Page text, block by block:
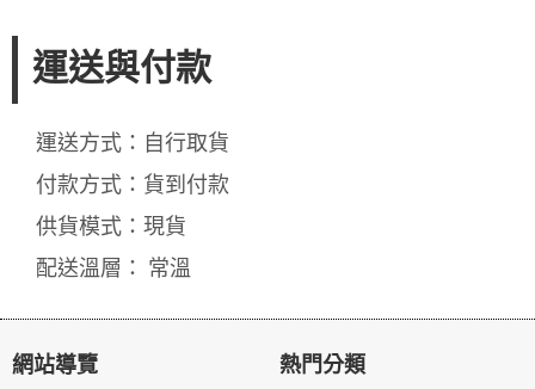
運送與付款
運送方式：自行取貨
付款方式：貨到付款
供貨模式：現貨
配送溫層： 常溫
網站導覽 熱門分類